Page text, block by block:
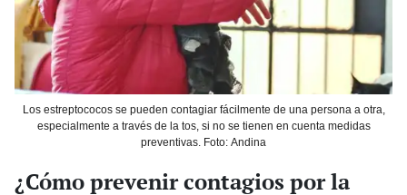
Los estreptococos se pueden contagiar fácilmente de una persona a otra,
especialmente a través de la tos, si no se tienen en cuenta medidas
preventivas. Foto: Andina
¿Cómo prevenir contagios por la